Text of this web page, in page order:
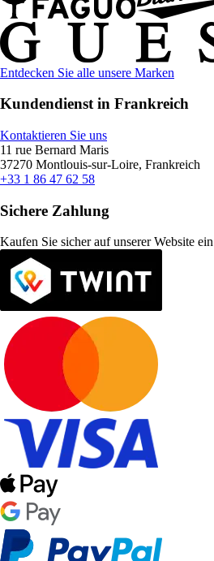
Entdecken Sie alle unsere Marken
Kundendienst in Frankreich
Kontaktieren Sie uns
11 rue Bernard Maris
37270 Montlouis-sur-Loire, Frankreich
+33 1 86 47 62 58
Sichere Zahlung
Kaufen Sie sicher auf unserer Website ein